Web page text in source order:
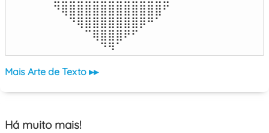
⠀⠙⢿⣿⣿⣿⣿⣿⣿⣿⣿⣿⣿⣿⣿⠋⠀
⠀⠀⠀⠙⢿⣿⣿⣿⣿⣿⣿⣿⡿⠛⠁⠀⠀
⠀⠀⠀⠀⠀⠉⢿⣿⣿⣿⠟⠋⠀⠀⠀⠀⠀
⠀⠀⠀⠀⠀⠀⠀⠙⠻⠁⠀⠀⠀⠀⠀⠀⠀⠀⠀⠀⠀⠀⠀
Mais Arte de Texto ▸▸
Há muito mais!